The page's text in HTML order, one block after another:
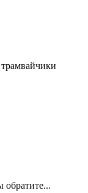
обратите...